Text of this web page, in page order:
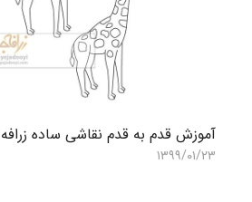
آموزش قدم به قدم نقاشی ساده زرافه
۱۳۹۹/۰۱/۲۳